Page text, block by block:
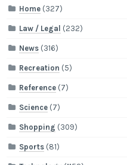
Home (327)
Law / Legal (232)
News (316)
Recreation (5)
Reference (7)
Science (7)
Shopping (309)
Sports (81)